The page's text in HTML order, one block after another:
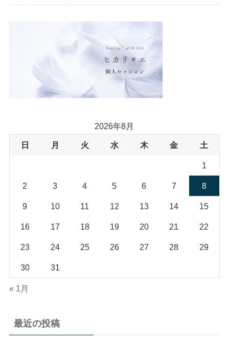
(4)
(18)
2026年8月
日 月 火 水 木 金 土
1
2 3 4 5 6 7 8
9 10 11 12 13 14 15
16 17 18 19 20 21 22
23 24 25 26 27 28 29
30 31
« 1月
最近の投稿